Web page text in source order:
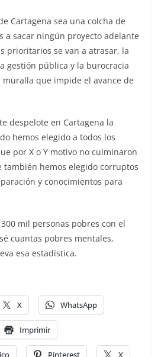
Cartagena sea una colcha de
a sacar ningún proyecto adelante
prioritarios se van a atrasar, la
gestión pública y la burocracia
que impide el avance de
despelote en Cartagena la
hemos elegido a todos los
por X o Y motivo no culminaron
también hemos elegido corruptos
y conocimientos para
mil personas pobres con el
cuantas pobres mentales,
esa estadística.
X WhatsApp
Imprimir
Pinterest X